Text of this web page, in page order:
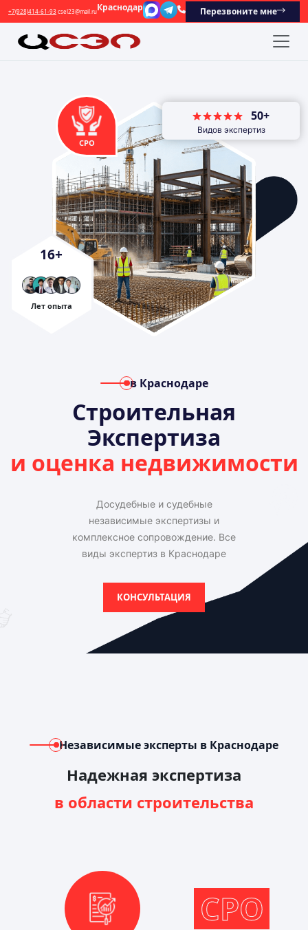
+7(928)414-61-93 csel23@mail.ruКраснодар Перезвоните мне
в Краснодаре
Строительная
Экспертиза
и оценка недвижимости
Досудебные и судебные
независимые экспертизы и
комплексное сопровождение. Все
виды экспертиз в Краснодаре
КОНСУЛЬТАЦИЯ
16+
Лет опыта
СРО
50+
Видов экспертиз
Независимые эксперты в Краснодаре
Надежная экспертиза
в области строительства
СРО